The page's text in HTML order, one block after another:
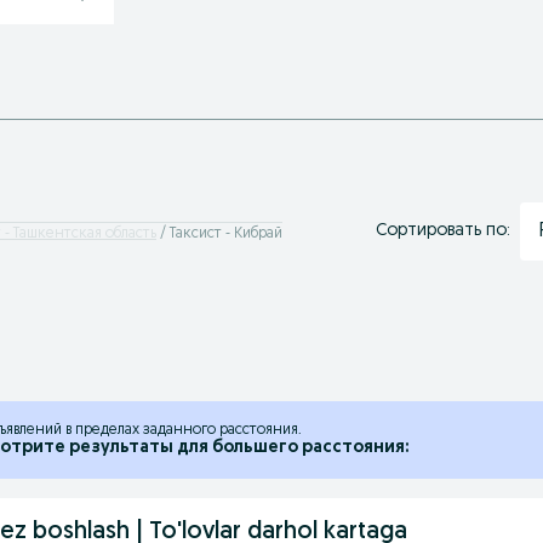
- Ташкентская область Таксист - Кибрай Сортировать по:
в пределах заданного расстояния.
результаты для большего расстояния:
boshlash | To'lovlar darhol kartaga